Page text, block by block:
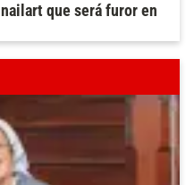
que será furor en